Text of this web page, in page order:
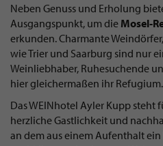
Neben Genuss und Erholung
Ausgangspunkt, um die Mosel-
erkunden. Charmante
wie Trier und Saarburg sind nur
Weinliebhaber, Ruhesuchende
hier gleichermaßen ihr Refugium.
Das WEINhotel Ayler Kupp steht
herzliche Gastlichkeit und
an dem aus einem Aufenthalt